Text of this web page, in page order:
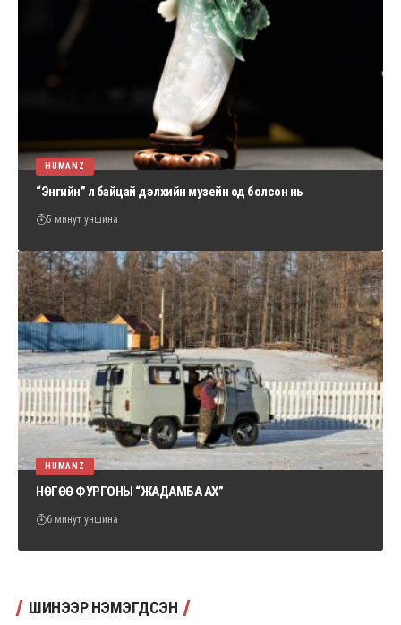
HUMANZ
“Энгийн” л байцай дэлхийн музейн од болсон нь
5 минут уншина
HUMANZ
НӨГӨӨ ФУРГОНЫ “ЖАДАМБА АХ”
6 минут уншина
ШИНЭЭР НЭМЭГДСЭН